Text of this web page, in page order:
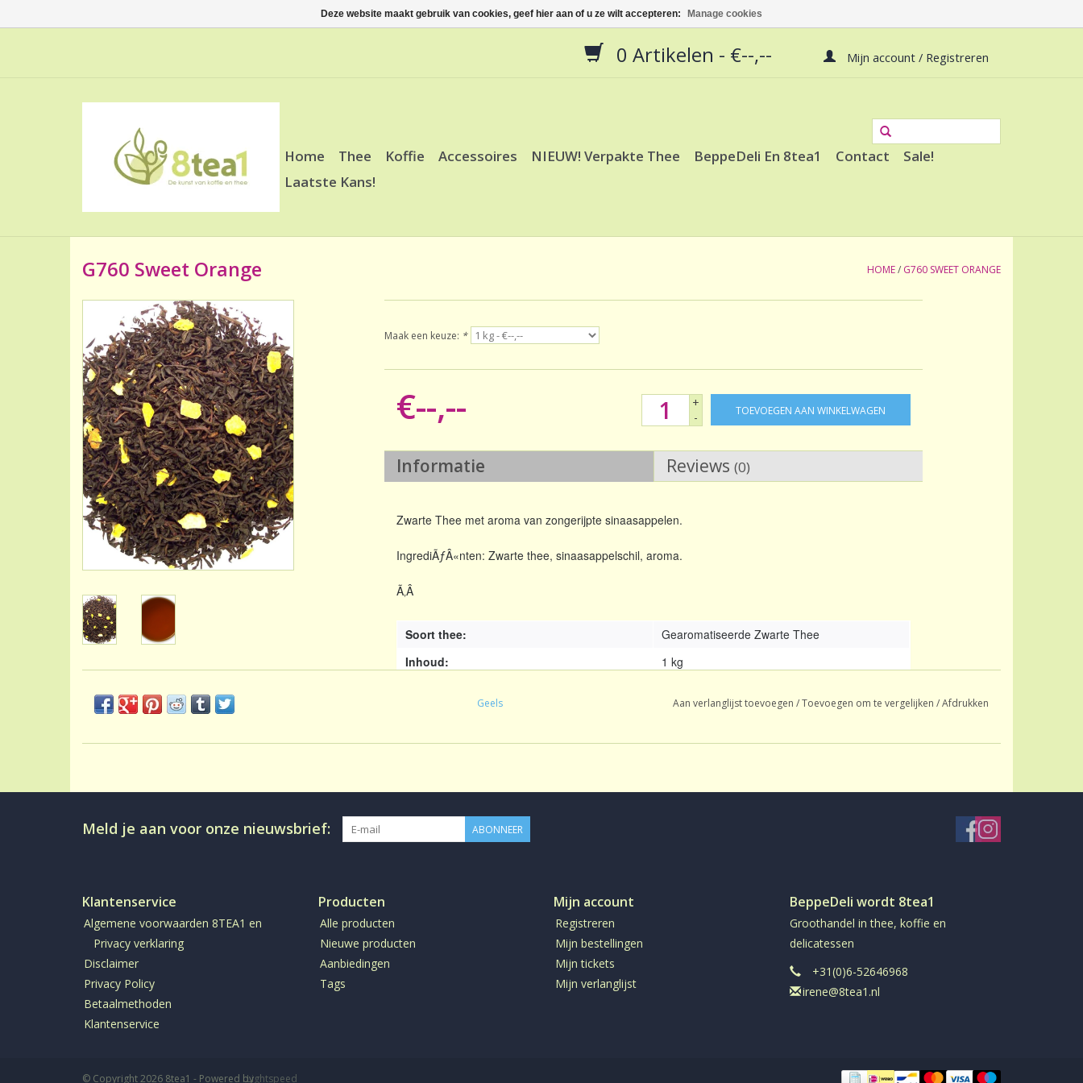
0 Artikelen - €--,-- Mijn account / Registreren
Home Thee Koffie Accessoires NIEUW! Verpakte Thee BeppeDeli En 8tea1 Contact
Sale!
Laatste Kans!
G760 Sweet Orange HOME/ G760 SWEET ORANGE
Maak een keuze: *
€--,--
+
-
TOEVOEGEN AAN WINKELWAGEN
Informatie Reviews (0)
Zwarte Thee met aroma van zongerijpte sinaasappelen.
IngrediÃƒÂ«nten: Zwarte thee, sinaasappelschil, aroma.
Ã‚Â
Soort thee:
Gearomatiseerde Zwarte Thee
Inhoud:
1 kg
Gezoet:
Geen
Geels Aan verlanglijst toevoegen /Toevoegen om te vergelijken /Afdrukken
Meld je aan voor onze nieuwsbrief: ABONNEER
Klantenservice
Algemene voorwaarden 8TEA1 en
Privacy verklaring
Disclaimer
Privacy Policy
Betaalmethoden
Klantenservice
Producten
Alle producten
Nieuwe producten
Aanbiedingen
Tags
Mijn account
Registreren
Mijn bestellingen
Mijn tickets
Mijn verlanglijst
BeppeDeli wordt 8tea1
Groothandel in thee, koffie en
delicatessen
+31(0)6-52646968
irene@8tea1.nl
© Copyright 2026 8tea1 - Powered byLightspeed
Deze website maakt gebruik van cookies, geef hier aan of u ze wilt accepteren: Manage cookies